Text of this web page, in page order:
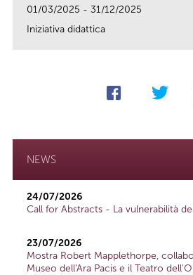
01/03/2025 - 31/12/2025
Iniziativa didattica
NEWS
24/07/2026
Call for Abstracts - La vulnerabilità
23/07/2026
Mostra Robert Mapplethorpe,
Museo dell'Ara Pacis e il Teatro